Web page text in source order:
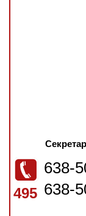
495
638-
638-